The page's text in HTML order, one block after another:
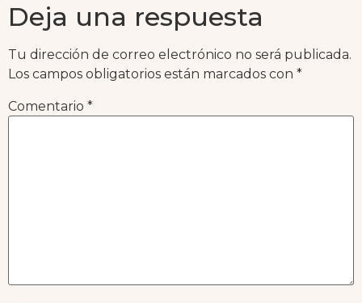
Deja una respuesta
Tu dirección de correo electrónico no será publicada.
Los campos obligatorios están marcados con *
Comentario *